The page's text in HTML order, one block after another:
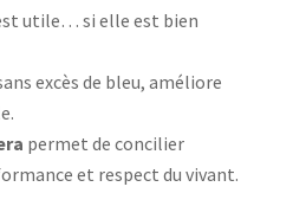
utile… si elle est bien
excès de bleu, améliore
permet de concilier
et respect du vivant.